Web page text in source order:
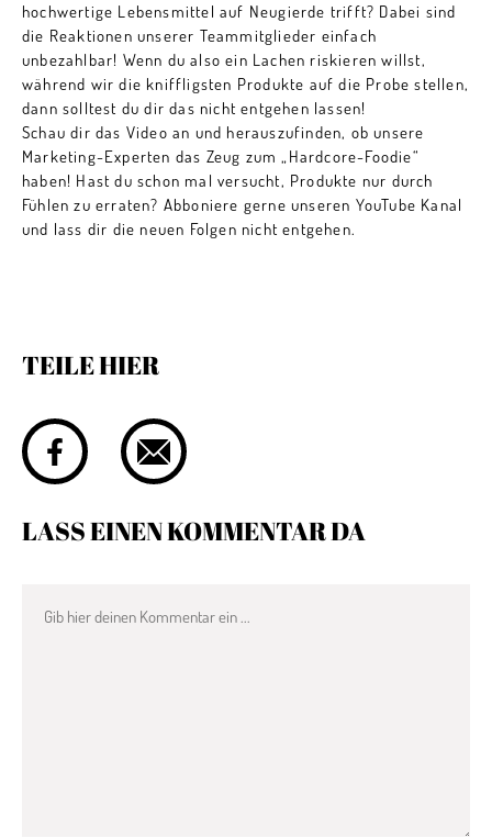
hochwertige Lebensmittel auf Neugierde trifft? Dabei sind
die Reaktionen unserer Teammitglieder einfach
unbezahlbar! Wenn du also ein Lachen riskieren willst,
während wir die kniffligsten Produkte auf die Probe stellen,
dann solltest du dir das nicht entgehen lassen!
Schau dir das Video an und herauszufinden, ob unsere
Marketing-Experten das Zeug zum „Hardcore-Foodie“
haben! Hast du schon mal versucht, Produkte nur durch
Fühlen zu erraten? Abboniere gerne unseren YouTube Kanal
und lass dir die neuen Folgen nicht entgehen.
LASS EINEN KOMMENTAR DA
TEILE HIER